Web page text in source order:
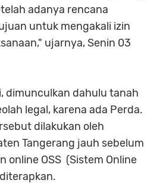
adanya rencana
untuk mengakali izin
ujarnya, Senin 03
dimunculkan dahulu tanah
legal, karena ada Perda.
dilakukan oleh
Tangerang jauh sebelum
online OSS (Sistem Online